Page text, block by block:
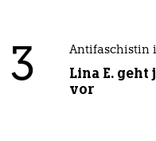
3 Antifaschistin
Lina E.
vor